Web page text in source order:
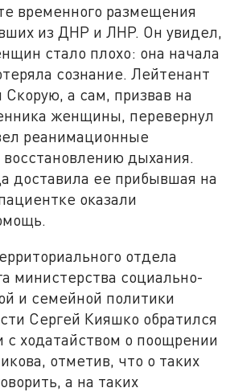
временного размещения
из ДНР и ЛНР. Он увидел,
стало плохо: она начала
сознание. Лейтенант
а сам, призвав на
женщины, перевернул
реанимационные
дыхания.
доставила ее прибывшая на
оказали
отдела
министерства социально-
и семейной политики
Сергей Кияшко обратился
с ходатайством о поощрении
отметив, что о таких
а на таких